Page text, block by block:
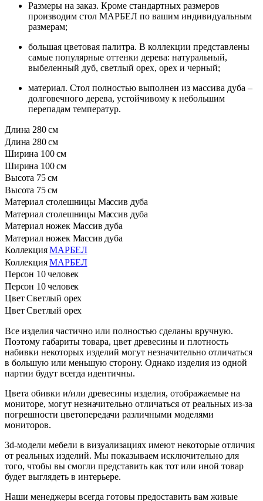
Размеры на заказ. Кроме стандартных размеров
производим стол МАРБЕЛ по вашим индивидуальным
размерам;
большая цветовая палитра. В коллекции представлены
самые популярные оттенки дерева: натуральный,
выбеленный дуб, светлый орех, орех и черный;
материал. Стол полностью выполнен из массива дуба –
долговечного дерева, устойчивому к небольшим
перепадам температур.
Длина 280 см
Длина 280 см
Ширина 100 см
Ширина 100 см
Высота 75 см
Высота 75 см
Материал столешницы Массив дуба
Материал столешницы Массив дуба
Материал ножек Массив дуба
Материал ножек Массив дуба
Коллекция МАРБЕЛ
Коллекция МАРБЕЛ
Персон 10 человек
Персон 10 человек
Цвет Светлый орех
Цвет Светлый орех
Все изделия частично или полностью сделаны вручную.
Поэтому габариты товара, цвет древесины и плотность
набивки некоторых изделий могут незначительно отличаться
в большую или меньшую сторону. Однако изделия из одной
партии будут всегда идентичны.
Цвета обивки и/или древесины изделия, отображаемые на
мониторе, могут незначительно отличаться от реальных из-за
погрешности цветопередачи различными моделями
мониторов.
3d-модели мебели в визуализациях имеют некоторые отличия
от реальных изделий. Мы показываем исключительно для
того, чтобы вы смогли представить как тот или иной товар
будет выглядеть в интерьере.
Наши менеджеры всегда готовы предоставить вам живые